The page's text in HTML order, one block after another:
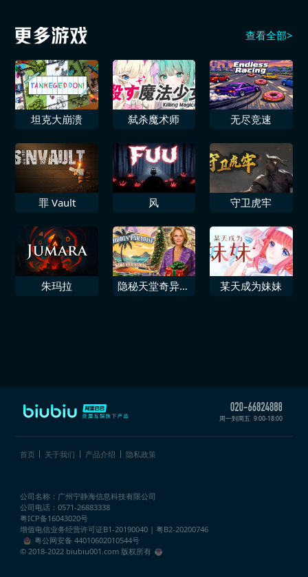
查看全部>
坦克大崩溃 弑杀魔术师 无尽竞速
罪 Vault 风 守卫虎牢
朱玛拉
隐秘天堂奇异果
某天成为妹妹
周一到周五 9:00-18:00
首页 关于我们 产品介绍 隐私政策
公司名称：广州宁静海信息科技有限公司
公司电话：0571-26883338
粤ICP备16043020号
增值电信业务经营许可证B1-20190040 | 粤B2-20200746
粤公网安备 44010602010544号
© 2018-2022 biubiu001.com 版权所有